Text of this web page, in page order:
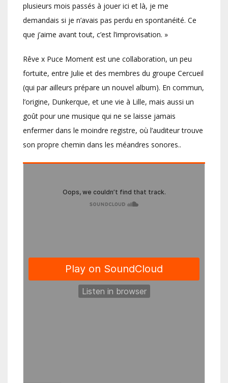
plusieurs mois passés à jouer ici et là, je me
demandais si je n’avais pas perdu en spontanéité. Ce
que j’aime avant tout, c’est l’improvisation. »
Rêve x Puce Moment est une collaboration, un peu
fortuite, entre Julie et des membres du groupe Cercueil
(qui par ailleurs prépare un nouvel album). En commun,
l’origine, Dunkerque, et une vie à Lille, mais aussi un
goût pour une musique qui ne se laisse jamais
enfermer dans le moindre registre, où l’auditeur trouve
son propre chemin dans les méandres sonores..